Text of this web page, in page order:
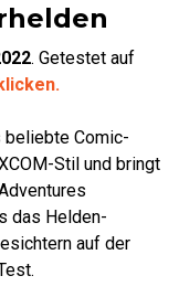
. Getestet auf
beliebte Comic-
Stil und bringt
das Helden-
auf der